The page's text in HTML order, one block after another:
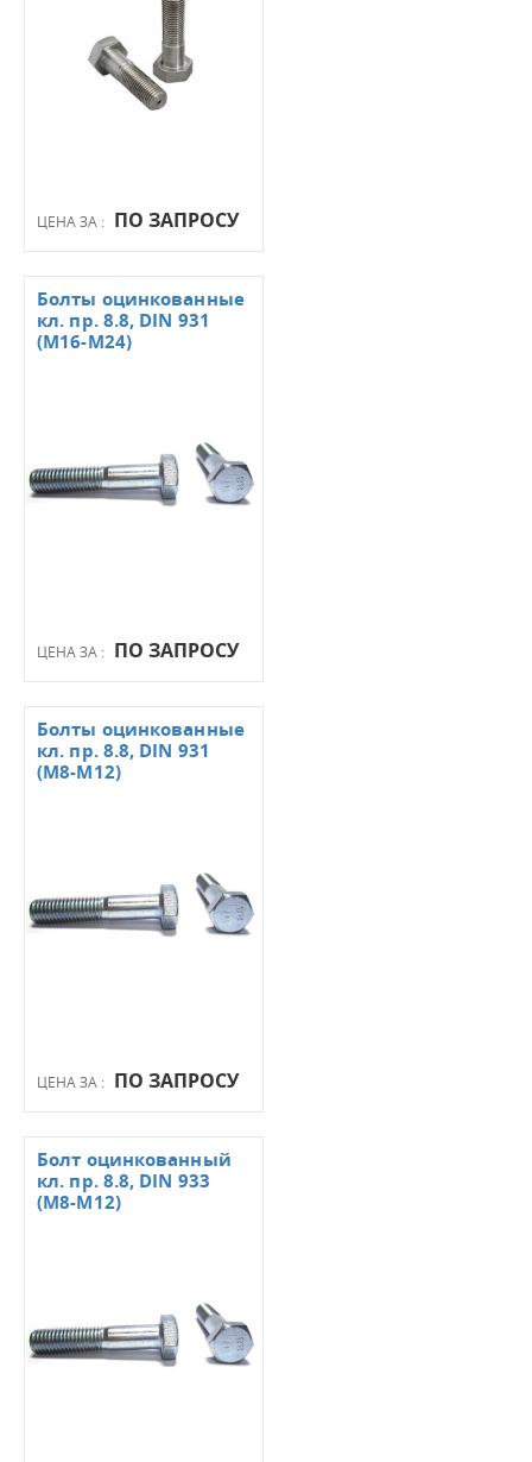
ЦЕНА ЗА : ПО ЗАПРОСУ
ЦЕНА ЗА : ПО ЗАПРОСУ
Болты оцинкованные
кл. пр. 8.8, DIN 931
(М16-М24)
ЦЕНА ЗА : ПО ЗАПРОСУ
Болты оцинкованные
кл. пр. 8.8, DIN 931
(М8-М12)
Болт оцинкованный
кл. пр. 8.8, DIN 933
(М8-М12)